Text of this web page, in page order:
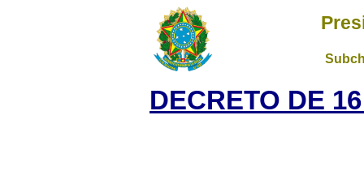
DECRETO DE